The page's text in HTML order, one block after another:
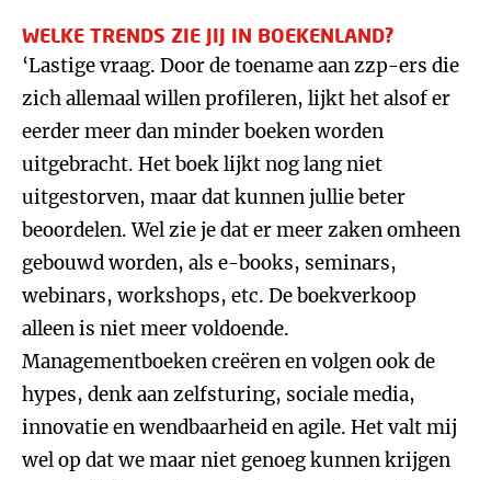
WELKE TRENDS ZIE JIJ IN BOEKENLAND?
‘Lastige vraag. Door de toename aan zzp-ers die
zich allemaal willen profileren, lijkt het alsof er
eerder meer dan minder boeken worden
uitgebracht. Het boek lijkt nog lang niet
uitgestorven, maar dat kunnen jullie beter
beoordelen. Wel zie je dat er meer zaken omheen
gebouwd worden, als e-books, seminars,
webinars, workshops, etc. De boekverkoop
alleen is niet meer voldoende.
Managementboeken creëren en volgen ook de
hypes, denk aan zelfsturing, sociale media,
innovatie en wendbaarheid en agile. Het valt mij
wel op dat we maar niet genoeg kunnen krijgen